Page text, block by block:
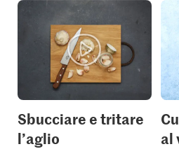
Sbucciare e tritare
l’aglio
al